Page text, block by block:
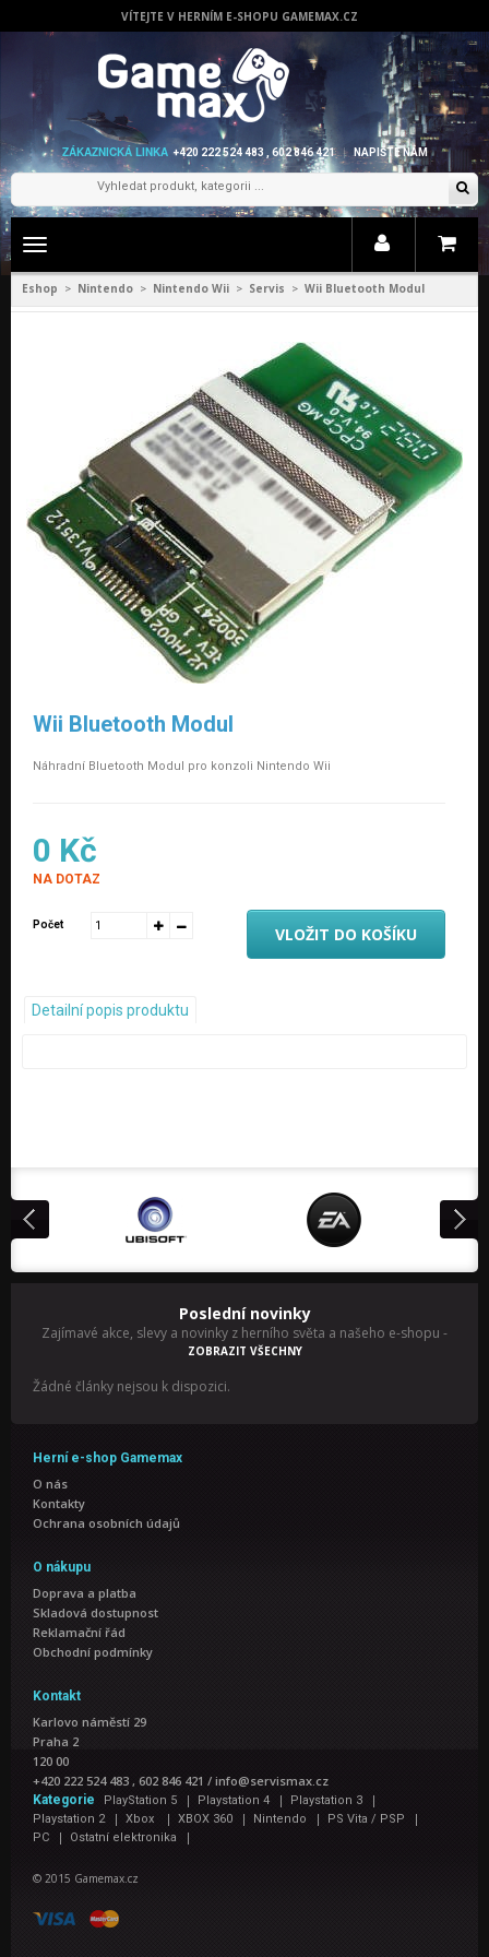
VÍTEJTE V HERNÍM E-SHOPU GAMEMAX.CZ
ZÁKAZNICKÁ LINKA +420 222 524 483 , 602 846 421 NAPIŠTE NÁM
Zobrazit
Eshop > Nintendo > Nintendo Wii > Servis > Wii Bluetooth Modul
Wii Bluetooth Modul
Náhradní Bluetooth Modul pro konzoli Nintendo Wii
0 Kč
NA DOTAZ
Počet VLOŽIT DO KOŠÍKU
Detailní popis produktu
Poslední novinky
Zajímavé akce, slevy a novinky z herního světa a našeho e-shopu -
ZOBRAZIT VŠECHNY
Žádné články nejsou k dispozici.
Herní e-shop Gamemax
O nás
Kontakty
Ochrana osobních údajů
O nákupu
Doprava a platba
Skladová dostupnost
Reklamační řád
Obchodní podmínky
Kontakt
Karlovo náměstí 29
Praha 2
120 00
+420 222 524 483 , 602 846 421 / info@servismax.cz
Kategorie PlayStation 5 | Playstation 4 | Playstation 3 |
Playstation 2 | Xbox | XBOX 360 | Nintendo | PS Vita / PSP |
PC | Ostatní elektronika |
© 2015 Gamemax.cz